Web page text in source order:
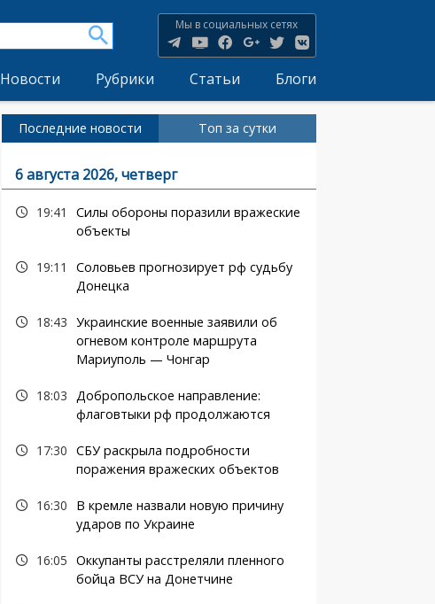
Мы в социальных сетях
Новости Рубрики Статьи Блоги
Последние новости Топ за сутки
6 августа 2026, четверг
19:41
Силы обороны поразили вражеские
объекты
19:11
Соловьев прогнозирует рф судьбу
Донецка
18:43 Украинские военные заявили об
огневом контроле маршрута
Мариуполь — Чонгар
18:03 Добропольское направление:
флаговтыки рф продолжаются
17:30 СБУ раскрыла подробности
поражения вражеских объектов
16:30
В кремле назвали новую причину
ударов по Украине
16:05 Оккупанты расстреляли пленного
бойца ВСУ на Донетчине